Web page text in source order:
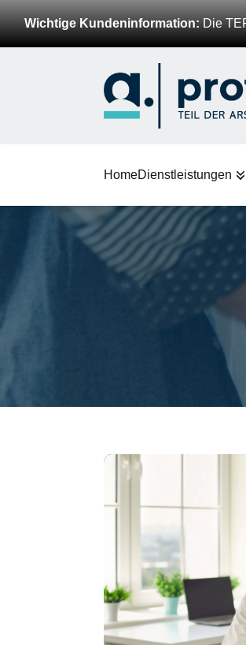
Wichtige Kundeninformation: Die
HomeDienstleistungen